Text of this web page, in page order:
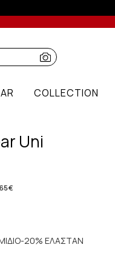
COLLECTION
Uni
€
20% ΕΛΑΣΤΑΝ